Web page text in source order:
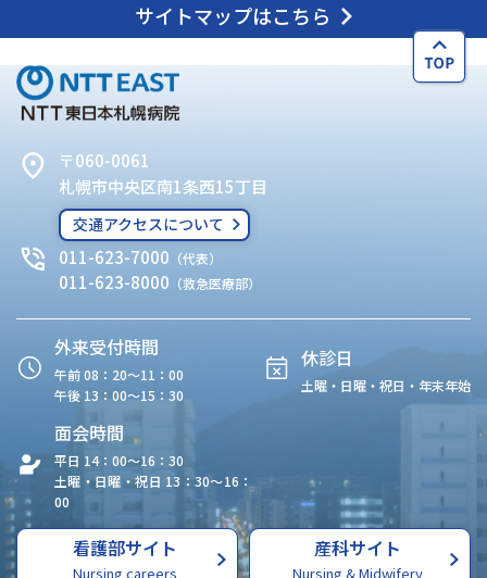
サイトマップはこちら
〒060-0061
札幌市中央区南1条西15丁目
交通アクセスについて
011-623-7000 （代表）
011-623-8000 （救急医療部）
外来受付時間
午前 08：20〜11：00
午後 13：00〜15：30
休診日
土曜・日曜・祝日・年末年始
面会時間
平日 14：00〜16：30
土曜・日曜・祝日 13：30〜16：
00
看護部サイト
Nursing careers
産科サイト
Nursing & Midwifery